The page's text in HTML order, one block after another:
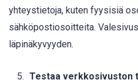
yhteystietoja, kuten fyysisiä
sähköpostiosoitteita.
läpinäkyvyyden.
Testaa verkkosivuston